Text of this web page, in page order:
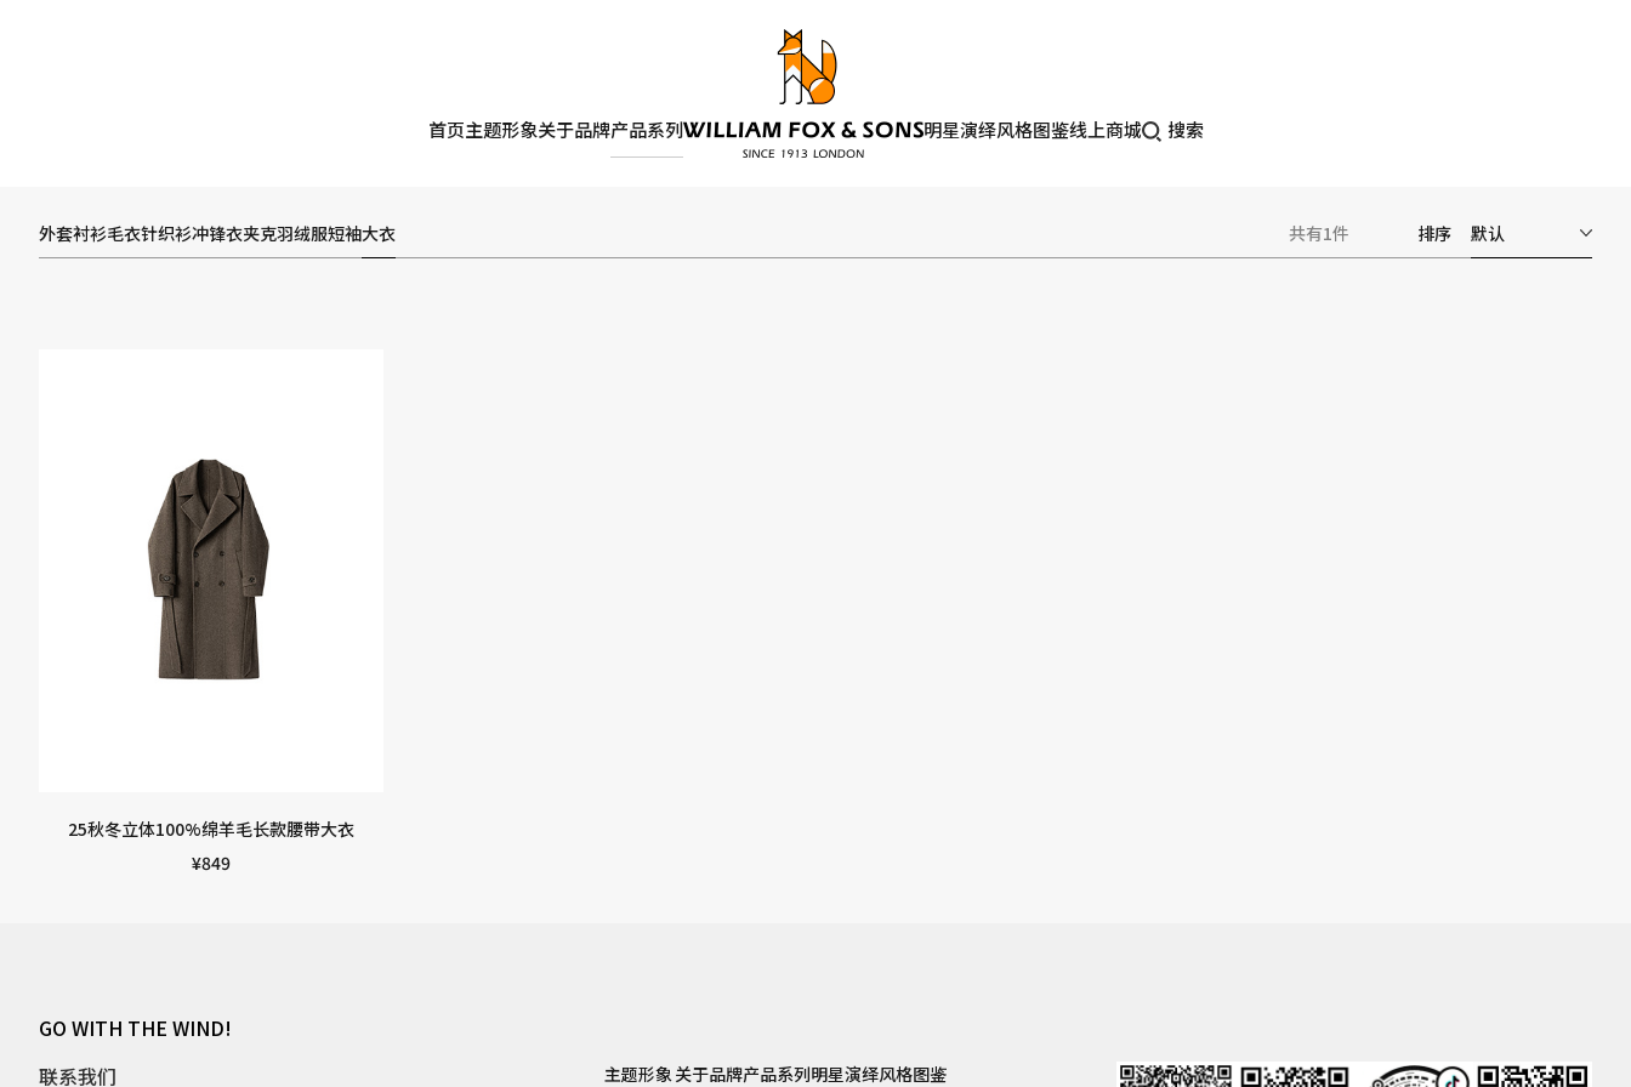
首页主题形象关于品牌产品系列 明星演绎风格图鉴线上商城 搜索
外套衬衫毛衣针织衫冲锋衣夹克羽绒服短袖大衣 共有1件 排序 默认
25秋冬立体100%绵羊毛长款腰带大衣
¥849
GO WITH THE WIND!
联系我们
主题形象关于品牌产品系列明星演绎风格图鉴